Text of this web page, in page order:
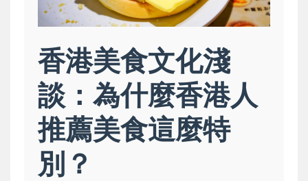
香港美食文化淺
談：為什麼香港人
推薦美食這麼特
別？